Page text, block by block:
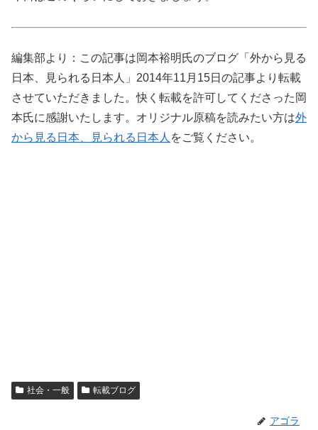
編集部より：この記事は岡本裕明氏のブログ「外から見る
日本、見られる日本人」2014年11月15日の記事より転載
させていただきました。快く転載を許可してくださった岡
本氏に感謝いたします。オリジナル原稿を読みたい方は外
から見る日本、見られる日本人 をご覧ください。
社会・一般 転載ブログ
アゴラ